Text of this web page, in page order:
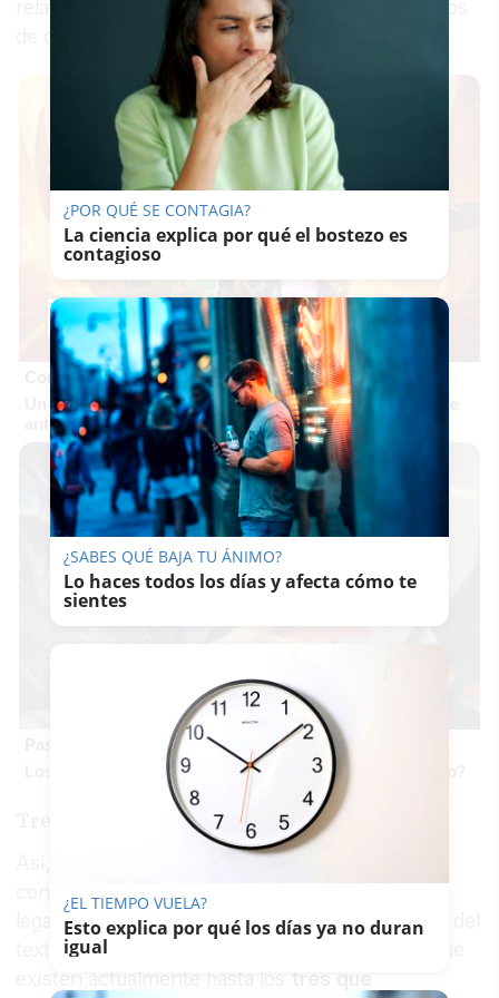
relativa a determinados aspectos de los contratos
de compraventa de bienes.
Corepunk MMORPG
Un verdadero MMORPG de la vieja escuela ¡Cómo los de
antes, pero mejor!
Pasaportes que abren puertas
Los pasaportes más poderosos del mundo, ¿está el tuyo?
Tres años de garantía legal
Así, el plazo para la manifestación de falta de
conformidad -plazo de aplicación de la garantía
legal de un producto- que recoge el artículo 120 del
texto refundido se amplía desde los dos años que
existen actualmente hasta los
tres que
¿POR QUÉ SE CONTAGIA?
La ciencia explica por qué el bostezo es
contagioso
¿SABES QUÉ BAJA TU ÁNIMO?
Lo haces todos los días y afecta cómo te
sientes
¿EL TIEMPO VUELA?
Esto explica por qué los días ya no duran
igual